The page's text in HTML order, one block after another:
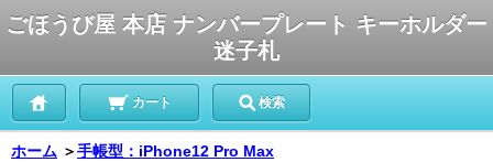
ごほうび屋 本店 ナンバープレート キーホルダー
迷子札
カート 検索
ホーム ＞手帳型：iPhone12 Pro Max